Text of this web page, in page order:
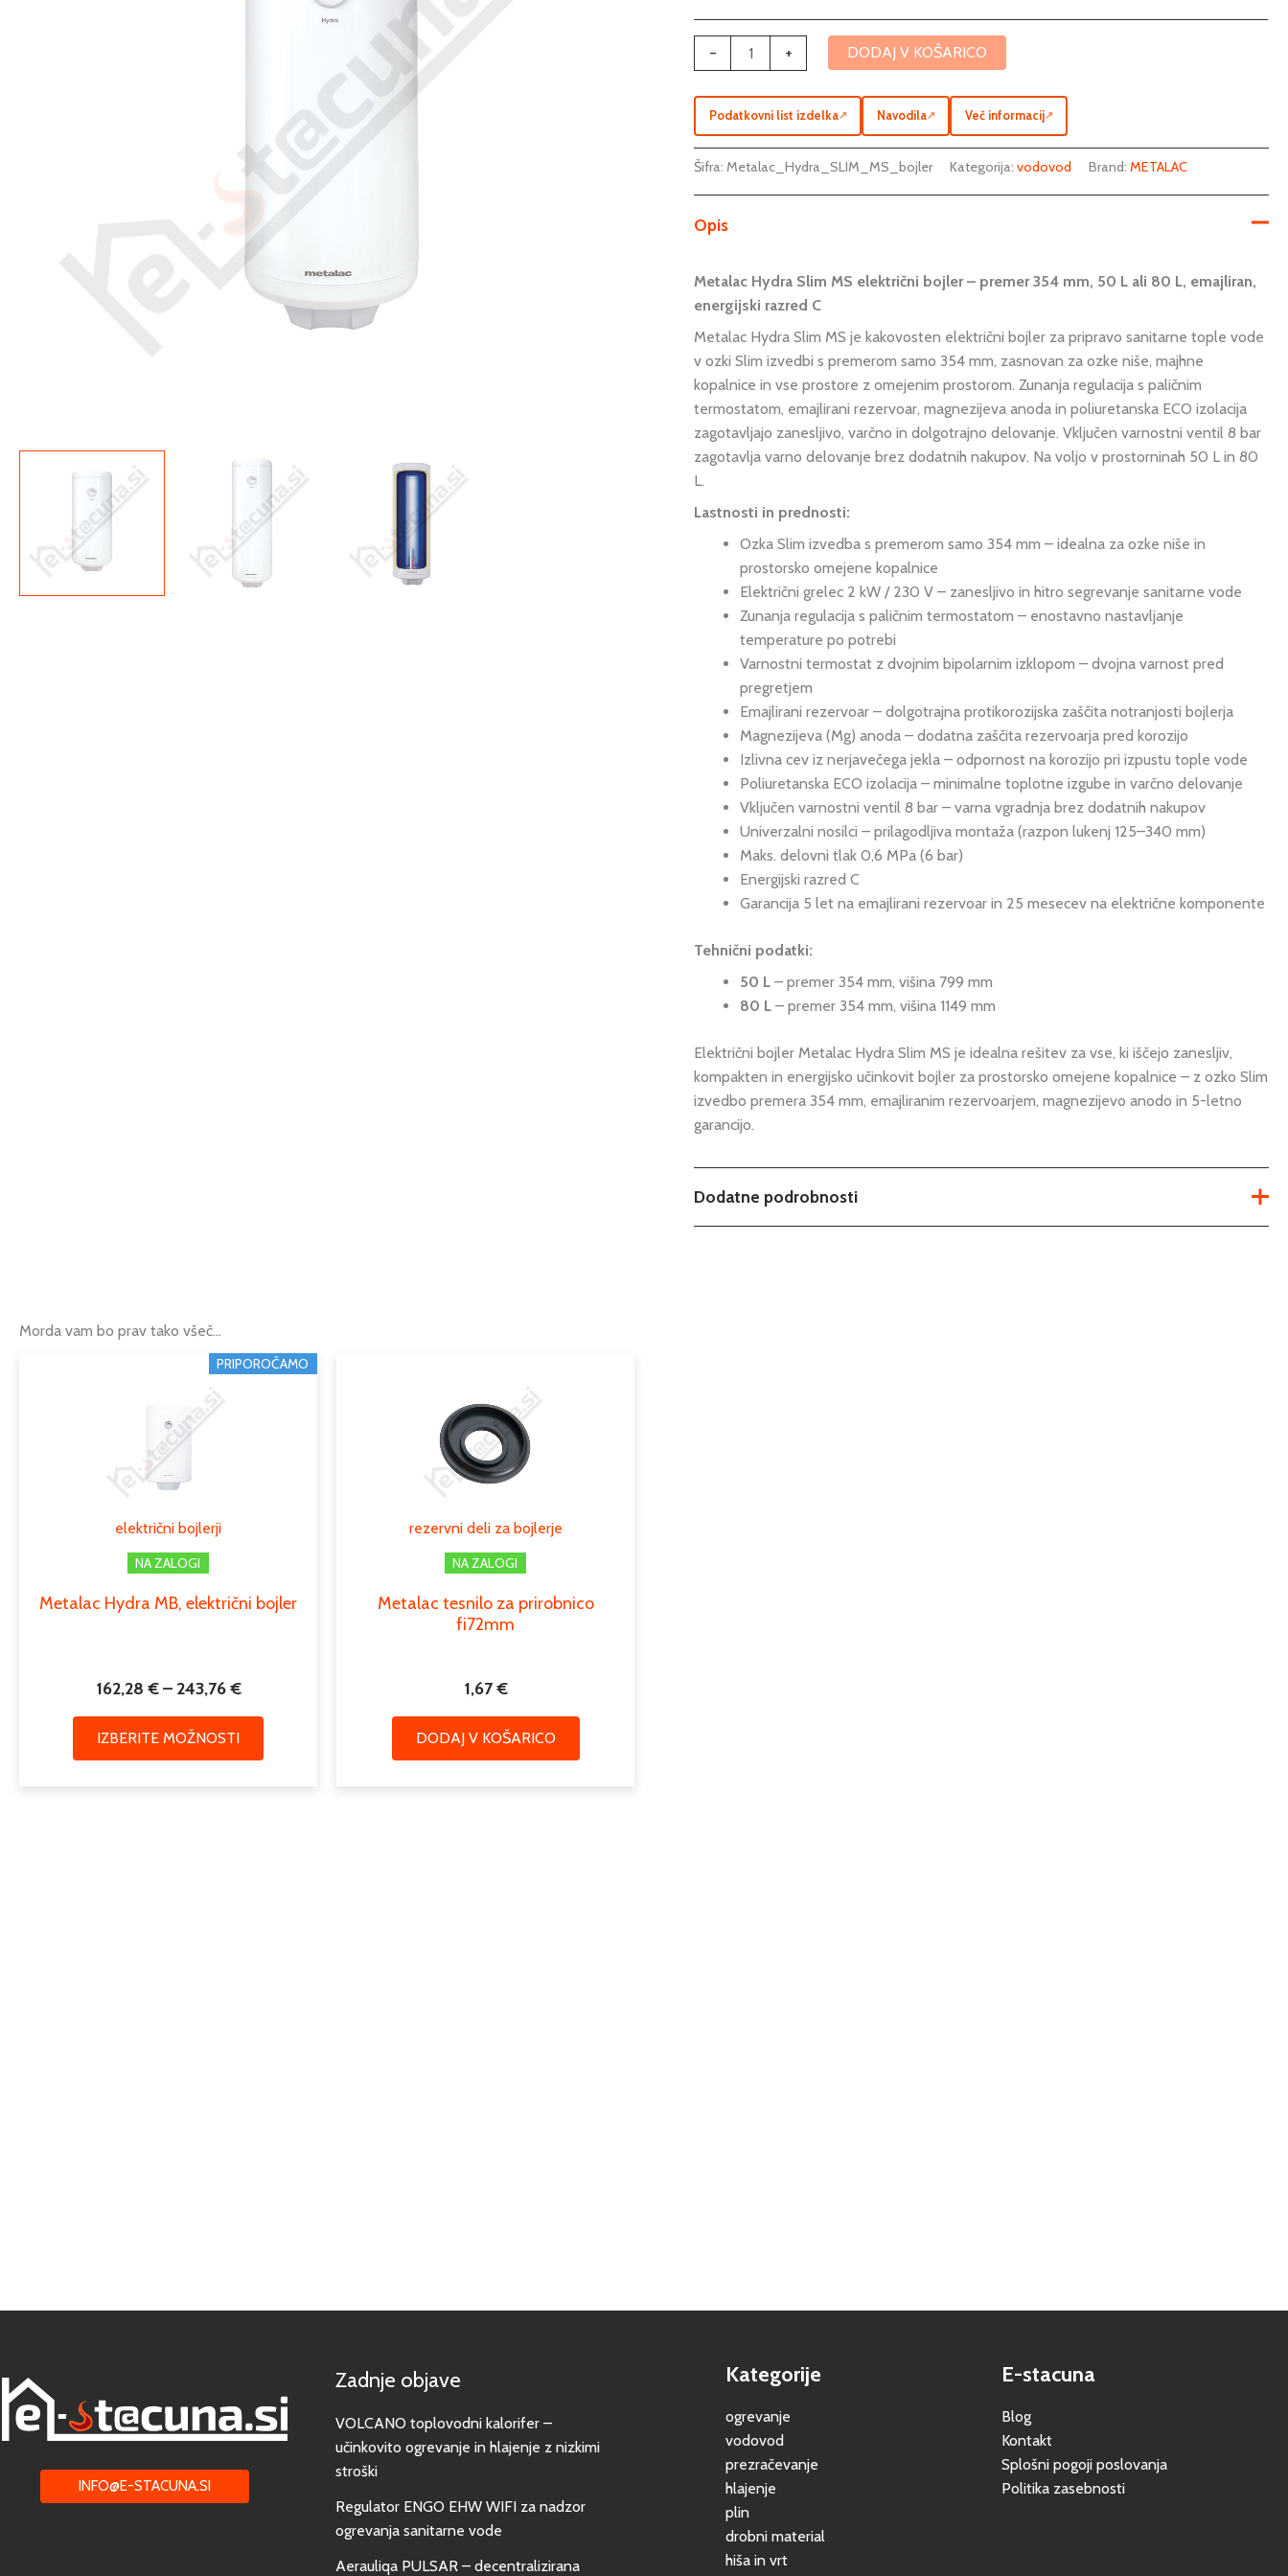
- + DODAJ V KOŠARICO
Podatkovni list izdelka↗ Navodila↗ Več informacij↗
Šifra:Metalac_Hydra_SLIM_MS_bojler Kategorija:vodovod Brand:METALAC
Opis
Metalac Hydra Slim MS električni bojler – premer 354 mm, 50 L ali 80 L, emajliran,
energijski razred C
Metalac Hydra Slim MS je kakovosten električni bojler za pripravo sanitarne tople vode
v ozki Slim izvedbi s premerom samo 354 mm, zasnovan za ozke niše, majhne
kopalnice in vse prostore z omejenim prostorom. Zunanja regulacija s paličnim
termostatom, emajlirani rezervoar, magnezijeva anoda in poliuretanska ECO izolacija
zagotavljajo zanesljivo, varčno in dolgotrajno delovanje. Vključen varnostni ventil 8 bar
zagotavlja varno delovanje brez dodatnih nakupov. Na voljo v prostorninah 50 L in 80
L.
Lastnosti in prednosti:
Ozka Slim izvedba s premerom samo 354 mm – idealna za ozke niše in
prostorsko omejene kopalnice
Električni grelec 2 kW / 230 V – zanesljivo in hitro segrevanje sanitarne vode
Zunanja regulacija s paličnim termostatom – enostavno nastavljanje
temperature po potrebi
Varnostni termostat z dvojnim bipolarnim izklopom – dvojna varnost pred
pregretjem
Emajlirani rezervoar – dolgotrajna protikorozijska zaščita notranjosti bojlerja
Magnezijeva (Mg) anoda – dodatna zaščita rezervoarja pred korozijo
Izlivna cev iz nerjavečega jekla – odpornost na korozijo pri izpustu tople vode
Poliuretanska ECO izolacija – minimalne toplotne izgube in varčno delovanje
Vključen varnostni ventil 8 bar – varna vgradnja brez dodatnih nakupov
Univerzalni nosilci – prilagodljiva montaža (razpon lukenj 125–340 mm)
Maks. delovni tlak 0,6 MPa (6 bar)
Energijski razred C
Garancija 5 let na emajlirani rezervoar in 25 mesecev na električne komponente
Tehnični podatki:
50 L – premer 354 mm, višina 799 mm
80 L – premer 354 mm, višina 1149 mm
Električni bojler Metalac Hydra Slim MS je idealna rešitev za vse, ki iščejo zanesljiv,
kompakten in energijsko učinkovit bojler za prostorsko omejene kopalnice – z ozko Slim
izvedbo premera 354 mm, emajliranim rezervoarjem, magnezijevo anodo in 5-letno
garancijo.
Dodatne podrobnosti
Morda vam bo prav tako všeč…
PRIPOROČAMO
električni bojlerji
NA ZALOGI
Metalac Hydra MB, električni bojler
162,28 € – 243,76€
Cenovni
IZBERITE MOŽNOSTI
Ta
izdelka
rezervni deli za bojlerje
NA ZALOGI
Metalac tesnilo za prirobnico
fi72mm
1,67€
DODAJ V KOŠARICO
INFO@E-STACUNA.SI
Zadnje objave
VOLCANO toplovodni kalorifer –
učinkovito ogrevanje in hlajenje z nizkimi
stroški
Regulator ENGO EHW WIFI za nadzor
ogrevanja sanitarne vode
Aerauliqa PULSAR – decentralizirana
Kategorije
ogrevanje
vodovod
prezračevanje
hlajenje
plin
drobni material
hiša in vrt
E-stacuna
Blog
Kontakt
Splošni pogoji poslovanja
Politika zasebnosti